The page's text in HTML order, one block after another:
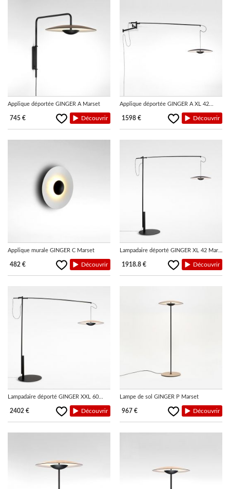
Applique déportée GINGER A Marset
745 € Découvrir
Applique déportée GINGER A XL 42...
1598 € Découvrir
Applique murale GINGER C Marset
482 € Découvrir 1918.8 € Découvrir
Lampadaire déporté GINGER XXL 60...
2402 € Découvrir
Lampe de sol GINGER P Marset
967 € Découvrir